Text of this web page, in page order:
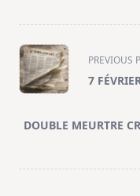
<span
class="nav-
subtitle
reader-
PREVIOUS
7
DOUBLE MEURTRE